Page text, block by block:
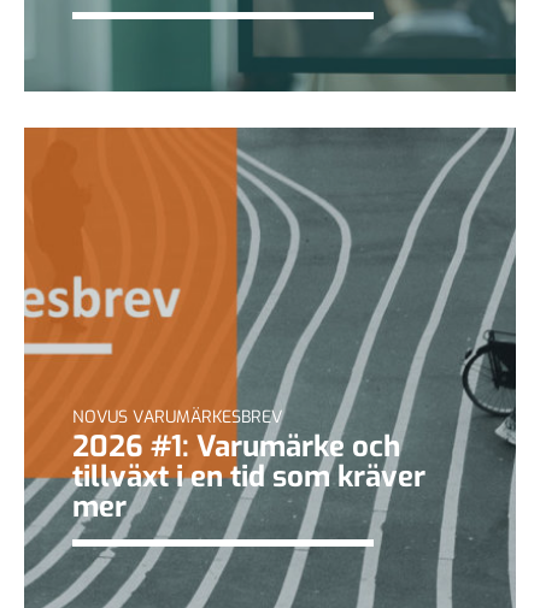
NOVUS VARUMÄRKESBREV
2026 #1: Varumärke och
tillväxt i en tid som kräver
mer